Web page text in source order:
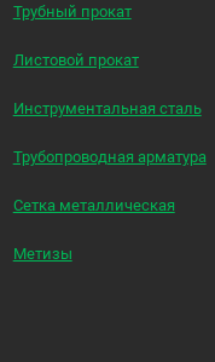
Трубный прокат
Листовой прокат
Инструментальная сталь
Трубопроводная арматура
Сетка металлическая
Метизы